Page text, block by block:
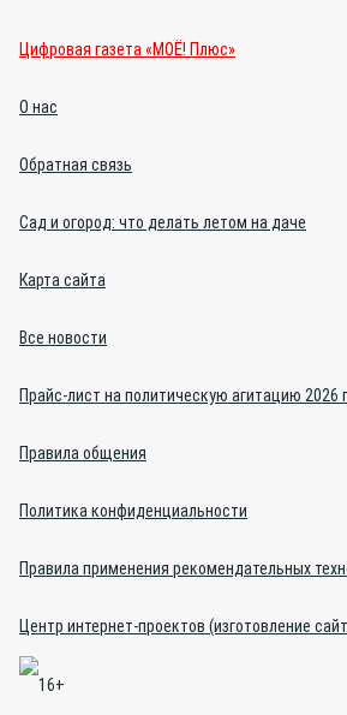
Цифровая газета «МОЁ! Плюс»
О нас
Обратная связь
Сад и огород: что делать летом на даче
Карта сайта
Все новости
Прайс-лист на политическую агитацию 2026 г.
Правила общения
Политика конфиденциальности
Правила применения рекомендательных
Центр интернет-проектов (изготовление